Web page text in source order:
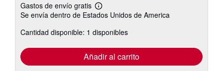
Gastos de envío gratis
Más
información
las
tarifas
envío
Se envía dentro de Estados Unidos de America
Cantidad disponible: 1 disponibles
Añadir al carrito